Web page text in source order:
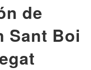
BARATOS
de
Sant Boi